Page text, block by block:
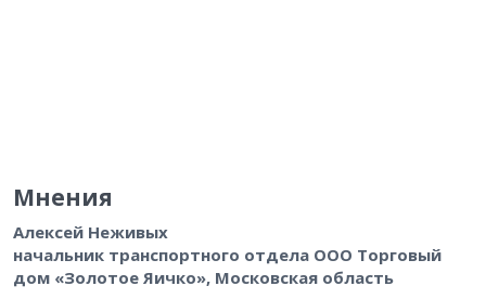
Мнения
Алексей Неживых
начальник транспортного отдела ООО Торговый
дом «Золотое Яичко», Московская область